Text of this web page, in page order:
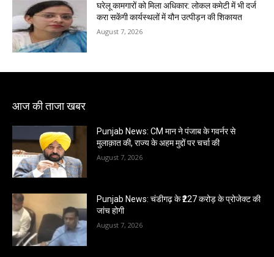
घरेलू कामगारों को मिला अधिकार: लोकल कमेटी में भी दर्ज
करा सकेंगी कार्यस्थलों में यौन उत्पीड़न की शिकायत
August 7, 2026
आज की ताजा खबर
Punjab News: CM मान ने पंजाब के गवर्नर से
मुलाक़ात की, राज्य के अहम मुद्दों पर चर्चा की
August 7, 2026
Punjab News: चंडीगढ़ के ₹227 करोड़ के प्रोजेक्ट की
जांच होगी
August 7, 2026